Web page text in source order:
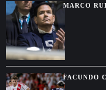
MARCO
FACUNDO
POR